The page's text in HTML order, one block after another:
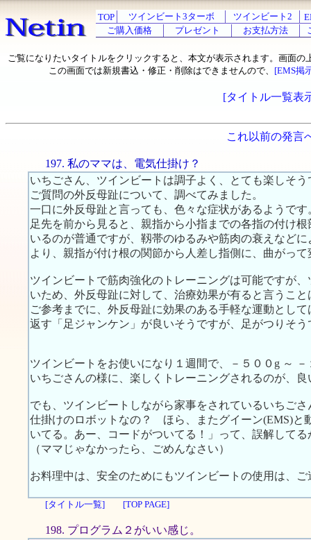
TOP ツインビート3ターボ ツインビート2
ご購入価格
プレゼント お支払方法
ご覧になりたいタイトルをクリックすると、本文が表示されます。画面の
この画面では新規書込・修正・削除はできませんので、 [EMS掲
[タイトル一覧表
これ以前の発言
197. 私のママは、電気仕掛け？
いちごさん、ツインビートは調子よく、とても楽しそう
ご質問の外反母趾について、調べてみました。
一口に外反母趾と言っても、色々な症状があるようです
足先を前から見ると、親指から小指までの各指の付け
いるのが普通ですが、靱帯のゆるみや筋肉の衰えなど
より、親指が付け根の関節から人差し指側に、曲がっ
ツインビートで筋肉強化のトレーニングは可能ですが
いため、外反母趾に対して、治療効果が有ると言うこ
ご参考までに、外反母趾に効果のある手軽な運動とし
返す「足ジャンケン」が良いそうですが、足がつりそう
ツインビートをお使いになり１週間で、－５００g ～
いちごさんの様に、楽しくトレーニングされるのが、
でも、ツインビートしながら家事をされているいちご
仕掛けのロボットなの？ ほら、またグイーン(EMS)と
いてる。あー、コードがついてる！」って、誤解してる
（ママじゃなかったら、ごめんなさい）
お料理中は、安全のためにもツインビートの使用は、ご
[タイトル一覧] [TOP PAGE]
198. プログラム２がいい感じ。